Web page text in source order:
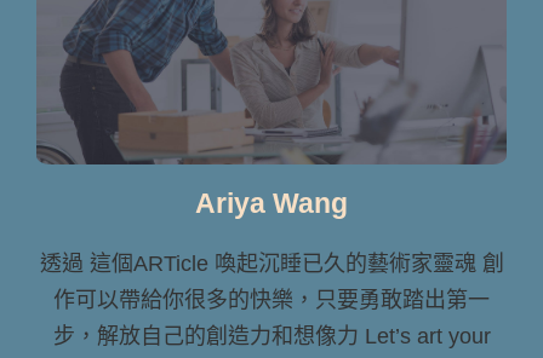
Ariya Wang
透過 這個ARTicle 喚起沉睡已久的藝術家靈魂 創
作可以帶給你很多的快樂，只要勇敢踏出第一
步，解放自己的創造力和想像力 Let’s art your